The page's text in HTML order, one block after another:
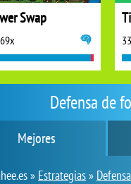
Defensa de
Mejores
» Estrategias»
Swap